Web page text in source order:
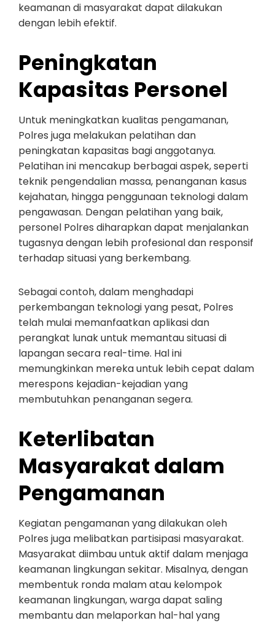
keamanan di masyarakat dapat dilakukan
dengan lebih efektif.
Peningkatan
Kapasitas Personel
Untuk meningkatkan kualitas pengamanan,
Polres juga melakukan pelatihan dan
peningkatan kapasitas bagi anggotanya.
Pelatihan ini mencakup berbagai aspek, seperti
teknik pengendalian massa, penanganan kasus
kejahatan, hingga penggunaan teknologi dalam
pengawasan. Dengan pelatihan yang baik,
personel Polres diharapkan dapat menjalankan
tugasnya dengan lebih profesional dan responsif
terhadap situasi yang berkembang.
Sebagai contoh, dalam menghadapi
perkembangan teknologi yang pesat, Polres
telah mulai memanfaatkan aplikasi dan
perangkat lunak untuk memantau situasi di
lapangan secara real-time. Hal ini
memungkinkan mereka untuk lebih cepat dalam
merespons kejadian-kejadian yang
membutuhkan penanganan segera.
Keterlibatan
Masyarakat dalam
Pengamanan
Kegiatan pengamanan yang dilakukan oleh
Polres juga melibatkan partisipasi masyarakat.
Masyarakat diimbau untuk aktif dalam menjaga
keamanan lingkungan sekitar. Misalnya, dengan
membentuk ronda malam atau kelompok
keamanan lingkungan, warga dapat saling
membantu dan melaporkan hal-hal yang